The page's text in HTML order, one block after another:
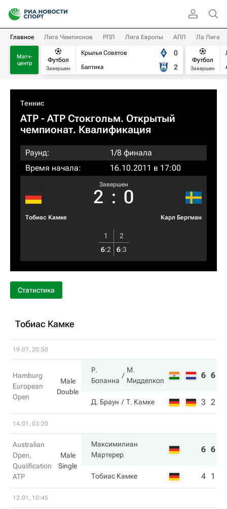
Главное Лига Чемпионов РПЛ Лига Европы АПЛ Ла Лига
Матч-
центр
Футбол
Завершен
Крылья Советов
Балтика
0
2
Футбол
Завершен
Теннис
ATP - ATP Стокгольм. Открытый
чемпионат. Квалификация
Раунд:
1/8 финала
Время начала:
16.10.2011 в 17:00
Тобиас Камке
Завершен
2 : 0
Карл Бергман
1
2
6:2 6:3
Статистика
Тобиас Камке
19.07, 20:50
Hamburg
European
Open
Male
Double
Р.
Бопанна
М.
Мидделкоп
6 6
Д. Браун Т. Камке 3 2
14.01, 03:20
Australian
Open,
Qualification
ATP
Male
Single
Максимилиан
Мартерер
6 6
Тобиас Камке 4 1
12.01, 10:45